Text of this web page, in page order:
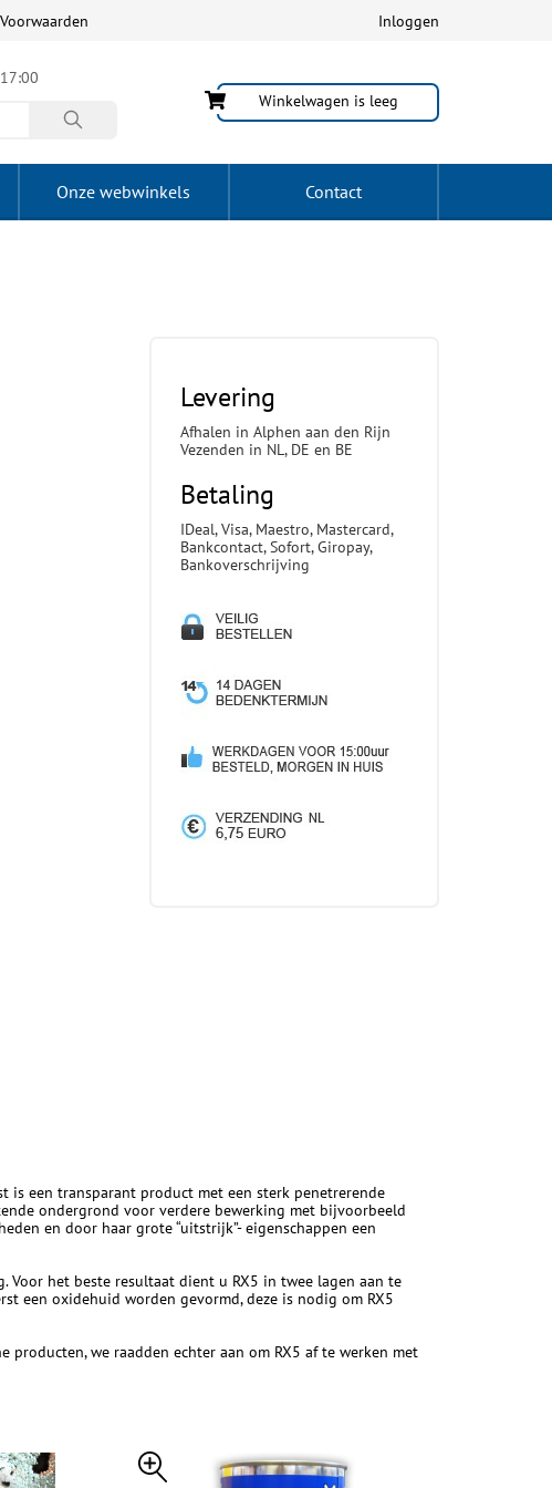
Inloggen
Winkelwagen is leeg
Onze webwinkels Contact
Levering
Afhalen in Alphen aan den Rijn
Vezenden in NL, DE en BE
Betaling
IDeal, Visa, Maestro, Mastercard,
Bankcontact, Sofort, Giropay,
Bankoverschrijving
is een transparant product met een sterk penetrerende
ondergrond voor verdere bewerking met bijvoorbeeld
en door haar grote “uitstrijk”- eigenschappen een
Voor het beste resultaat dient u RX5 in twee lagen aan te
een oxidehuid worden gevormd, deze is nodig om RX5
we raadden echter aan om RX5 af te werken met